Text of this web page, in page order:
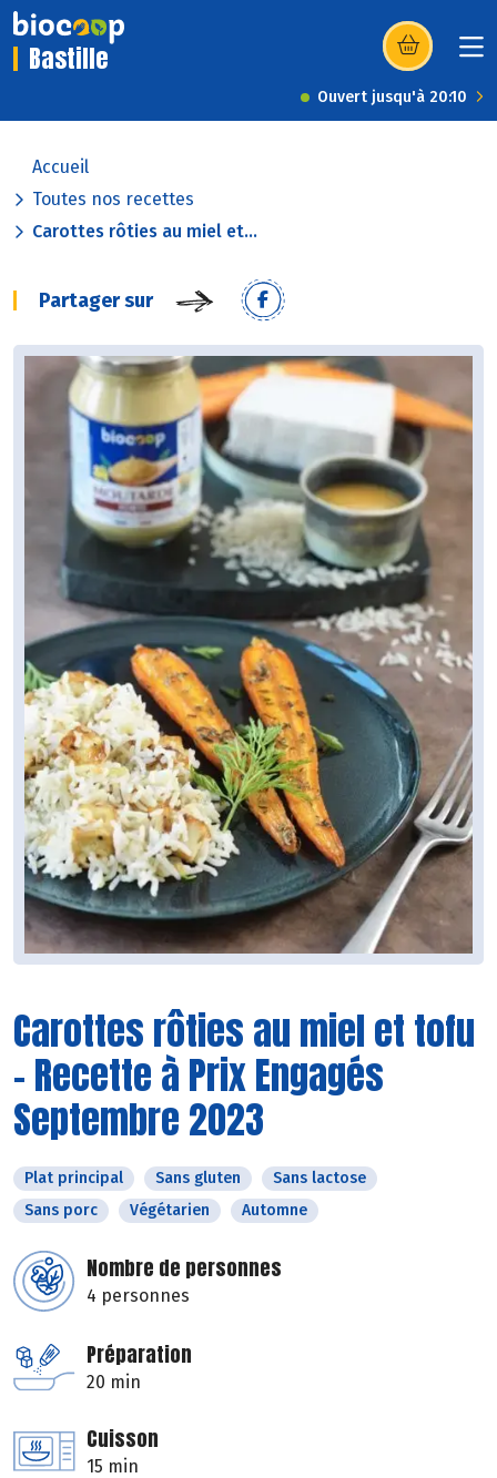
Bastille (s’ouvre dans
Ouvert jusqu'à 20:10
Accueil
Toutes nos recettes
Carottes rôties au miel et...
Partager sur
Carottes rôties au miel et tofu
- Recette à Prix Engagés
Septembre 2023
Plat principal Sans gluten
Sans lactose
Sans porc
Végétarien Automne
Nombre de personnes
4 personnes
Préparation
20 min
Cuisson
15 min